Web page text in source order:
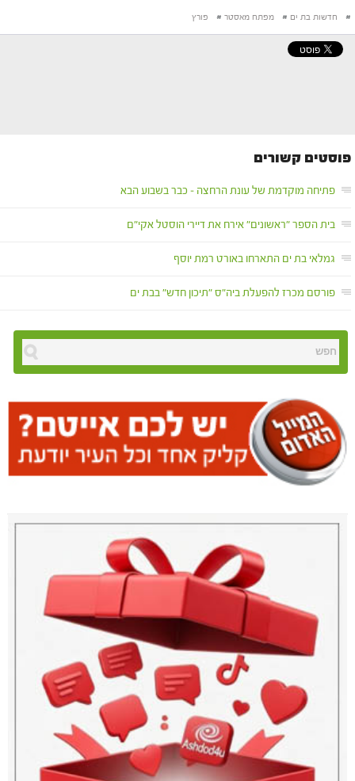
# חדשות בת ים # מפתח מאסטר # פורץ
פוסטים קשורים
פתיחה מוקדמת של עונת הרחצה – כבר בשבוע הבא
בית הספר "ראשונים" אירח את דיירי הוסטל אקי"ם
גמלאי בת ים התארחו באורט רמת יוסף
פורסם מכרז להפעלת ביה"ס "תיכון חדש" בבת ים